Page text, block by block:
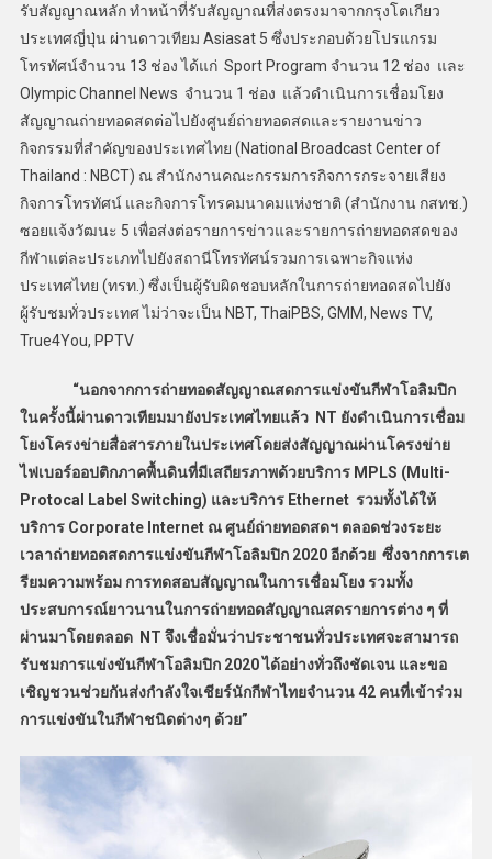
รับสัญญาณหลัก ทำหน้าที่รับสัญญาณที่ส่งตรงมาจากกรุงโตเกียว
ประเทศญี่ปุ่น ผ่านดาวเทียม Asiasat 5 ซึ่งประกอบด้วยโปรแกรม
โทรทัศน์จำนวน 13 ช่อง ได้แก่ Sport Program จำนวน 12 ช่อง และ
Olympic Channel News จำนวน 1 ช่อง แล้วดำเนินการเชื่อมโยง
สัญญาณถ่ายทอดสดต่อไปยังศูนย์ถ่ายทอดสดและรายงานข่าว
กิจกรรมที่สำคัญของประเทศไทย (National Broadcast Center of
Thailand : NBCT) ณ สำนักงานคณะกรรมการกิจการกระจายเสียง
กิจการโทรทัศน์ และกิจการโทรคมนาคมแห่งชาติ (สำนักงาน กสทช.)
ซอยแจ้งวัฒนะ 5 เพื่อส่งต่อรายการข่าวและรายการถ่ายทอดสดของ
กีฬาแต่ละประเภทไปยังสถานีโทรทัศน์รวมการเฉพาะกิจแห่ง
ประเทศไทย (ทรท.) ซึ่งเป็นผู้รับผิดชอบหลักในการถ่ายทอดสดไปยัง
ผู้รับชมทั่วประเทศ ไม่ว่าจะเป็น NBT, ThaiPBS, GMM, News TV,
True4You, PPTV
“นอกจากการถ่ายทอดสัญญาณสดการแข่งขันกีฬาโอลิมปิก
ในครั้งนี้ผ่านดาวเทียมมายังประเทศไทยแล้ว NT ยังดำเนินการเชื่อม
โยงโครงข่ายสื่อสารภายในประเทศโดยส่งสัญญาณผ่านโครงข่าย
ไฟเบอร์ออปติกภาคพื้นดินที่มีเสถียรภาพด้วยบริการ MPLS (Multi-
Protocal Label Switching) และบริการ Ethernet รวมทั้งได้ให้
บริการ Corporate Internet ณ ศูนย์ถ่ายทอดสดฯ ตลอดช่วงระยะ
เวลาถ่ายทอดสดการแข่งขันกีฬาโอลิมปิก 2020 อีกด้วย ซึ่งจากการเต
รียมความพร้อม การทดสอบสัญญาณในการเชื่อมโยง รวมทั้ง
ประสบการณ์ยาวนานในการถ่ายทอดสัญญาณสดรายการต่าง ๆ ที่
ผ่านมาโดยตลอด NT จึงเชื่อมั่นว่าประชาชนทั่วประเทศจะสามารถ
รับชมการแข่งขันกีฬาโอลิมปิก 2020 ได้อย่างทั่วถึงชัดเจน และขอ
เชิญชวนช่วยกันส่งกำลังใจเชียร์นักกีฬาไทยจำนวน 42 คนที่เข้าร่วม
การแข่งขันในกีฬาชนิดต่างๆ ด้วย”